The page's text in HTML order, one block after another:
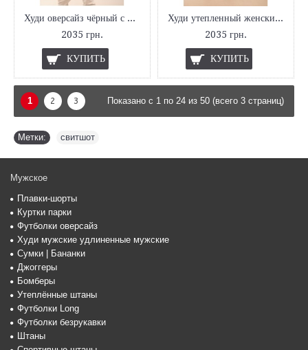
Худи оверсайз чёрный с начёсом Hi Mate
2035 грн.
КУПИТЬ
Худи утепленный женский оверсайз Hi Mate
2035 грн.
КУПИТЬ
1 2 3 Показано с 1 по 24 из 50 (всего 3 страниц)
Метки: свитшот
Мужское
Плавки-шорты
Куртки парки
Футболки оверсайз
Худи мужские удлиненные мужские
Сумки | Бананки
Джоггеры
Бомберы
Утеплённые штаны
Футболки Long
Футболки безрукавки
Штаны